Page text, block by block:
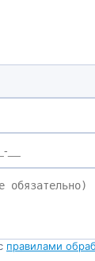
способ
правилами